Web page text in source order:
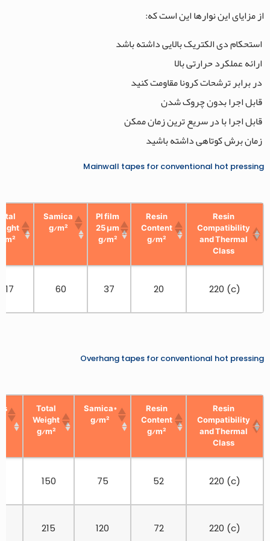
از مزایای این نوارها این است که:
استحکام دی الکتریک بالایی داشته باشد
ارائه عملکرد حرارتی بالا
در برابر ترشحات کرونا مقاومت کنید
قابل اجرا بدون چروک شدن
قابل اجرا با در سریع ترین زمان ممکن
زمان برش کوتاهی داشته باشید
Mainwall tapes for conventional hot pressing
m²
Samica
g/m²
PI film
25 μm
g/m²
Resin
Content
g/m²
Resin
Compatibility
and Thermal
Class
117 60 37 20 220 (c)
Overhang tapes for conventional hot pressing
Total
Weight
g/m²
Samica®
g/m²
Resin
Content
g/m²
Resin
Compatibility
and Thermal
Class
150 75 52 220 (c)
215 120 72 220 (c)